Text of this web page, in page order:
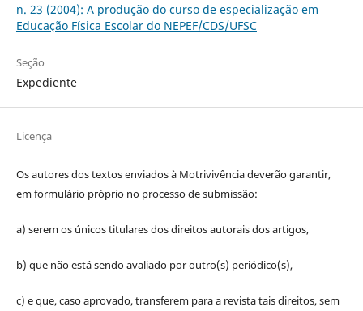
n. 23 (2004): A produção do curso de especialização em
Educação Física Escolar do NEPEF/CDS/UFSC
Seção
Expediente
Licença
Os autores dos textos enviados à Motrivivência deverão garantir,
em formulário próprio no processo de submissão:
a) serem os únicos titulares dos direitos autorais dos artigos,
b) que não está sendo avaliado por outro(s) periódico(s),
c) e que, caso aprovado, transferem para a revista tais direitos, sem